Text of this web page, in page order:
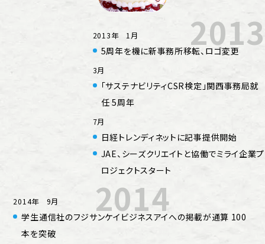
2013
2013年 1月
5周年を機に新事務所移転、ロゴ変更
3月
「サステナビリティCSR検定」関西事務局就
任 5周年
7月
日経トレンディネットに記事提供開始
JAE、シーズクリエイトと協働でミライ企業プ
ロジェクトスタート
2014
2014年 9月
学生通信社のフジサンケイビジネスアイへの掲載が通算 100
本を突破